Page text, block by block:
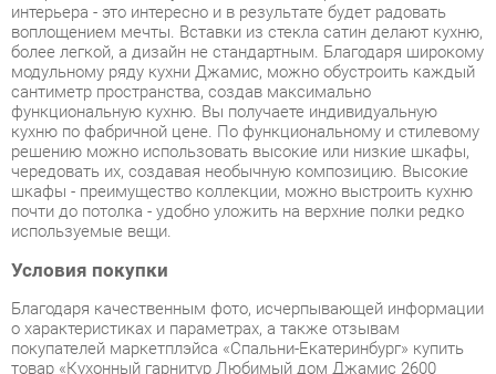
сантиметр пространства, создав максимально
функциональную кухню. Вы получаете индивидуальную
кухню по фабричной цене. По функциональному и стилевому
решению можно использовать высокие или низкие шкафы,
чередовать их, создавая необычную композицию. Высокие
шкафы - преимущество коллекции, можно выстроить кухню
почти до потолка - удобно уложить на верхние полки редко
используемые вещи.
Условия покупки
Благодаря качественным фото, исчерпывающей информации
о характеристиках и параметрах, а также отзывам
товар «Кухонный гарнитур Любимый дом Джамис 2600
производства Любимый дом с доставкой из Екатеринбурга
по цене со скидкой и гарантией от производителя не
составит труда.